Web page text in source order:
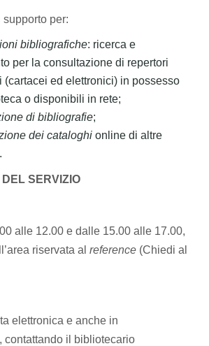
supporto per:
bibliografiche: ricerca e
per la consultazione di repertori
(cartacei ed elettronici) in possesso
o disponibili in rete;
di bibliografie;
dei cataloghi online di altre
SERVIZIO
alle 12.00 e dalle 15.00 alle 17.00,
riservata al reference (Chiedi al
elettronica e anche in
contattando il bibliotecario